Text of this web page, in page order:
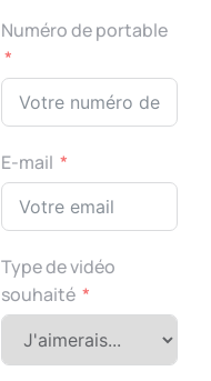
Numéro de portable
E-mail
Type de vidéo
souhaité